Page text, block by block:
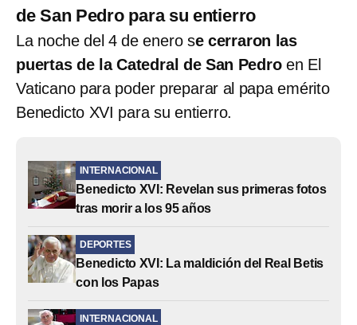
de San Pedro para su entierro
La noche del 4 de enero se cerraron las
puertas de la Catedral de San Pedro en El
Vaticano para poder preparar al papa emérito
Benedicto XVI para su entierro.
INTERNACIONAL
Benedicto XVI: Revelan sus primeras fotos
tras morir a los 95 años
DEPORTES
Benedicto XVI: La maldición del Real Betis
con los Papas
INTERNACIONAL